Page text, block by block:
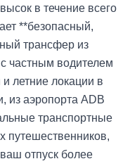
в течение всего
**безопасный,
трансфер из
частным водителем
летние локации в
из аэропорта ADB
транспортные
путешественников,
отпуск более